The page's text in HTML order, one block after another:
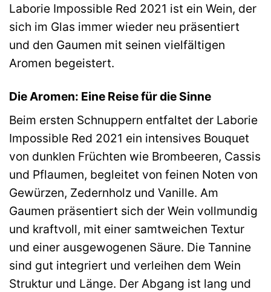
Laborie Impossible Red 2021 ist ein Wein, der
sich im Glas immer wieder neu präsentiert
und den Gaumen mit seinen vielfältigen
Aromen begeistert.
Die Aromen: Eine Reise für die Sinne
Beim ersten Schnuppern entfaltet der Laborie
Impossible Red 2021 ein intensives Bouquet
von dunklen Früchten wie Brombeeren, Cassis
und Pflaumen, begleitet von feinen Noten von
Gewürzen, Zedernholz und Vanille. Am
Gaumen präsentiert sich der Wein vollmundig
und kraftvoll, mit einer samtweichen Textur
und einer ausgewogenen Säure. Die Tannine
sind gut integriert und verleihen dem Wein
Struktur und Länge. Der Abgang ist lang und